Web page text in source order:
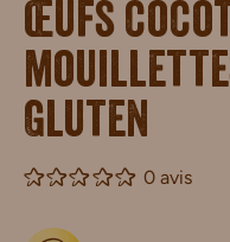
Œufs
Gluten
0 avis